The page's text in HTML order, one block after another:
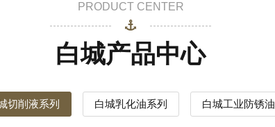
PRODUCT CENTER
白城产品中心
切削液系列 白城乳化油系列 白城工业防锈油